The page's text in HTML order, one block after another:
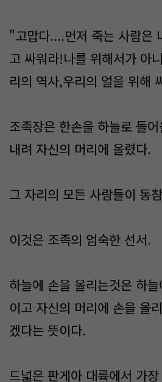
"고맙다....먼저 죽는 사람은
고 싸워라!나를 위해서가 아
리의 역사,우리의 얼을 위해
조족장은 한손을 하늘로 들
내려 자신의 머리에 올렸다.
그 자리의 모든 사람들이 동
이것은 조족의 엄숙한 선서.
하늘에 손을 올리는것은 하
이고 자신의 머리에 손을 올
겠다는 뜻이다.
드넓은 판게아 대륙에서 가